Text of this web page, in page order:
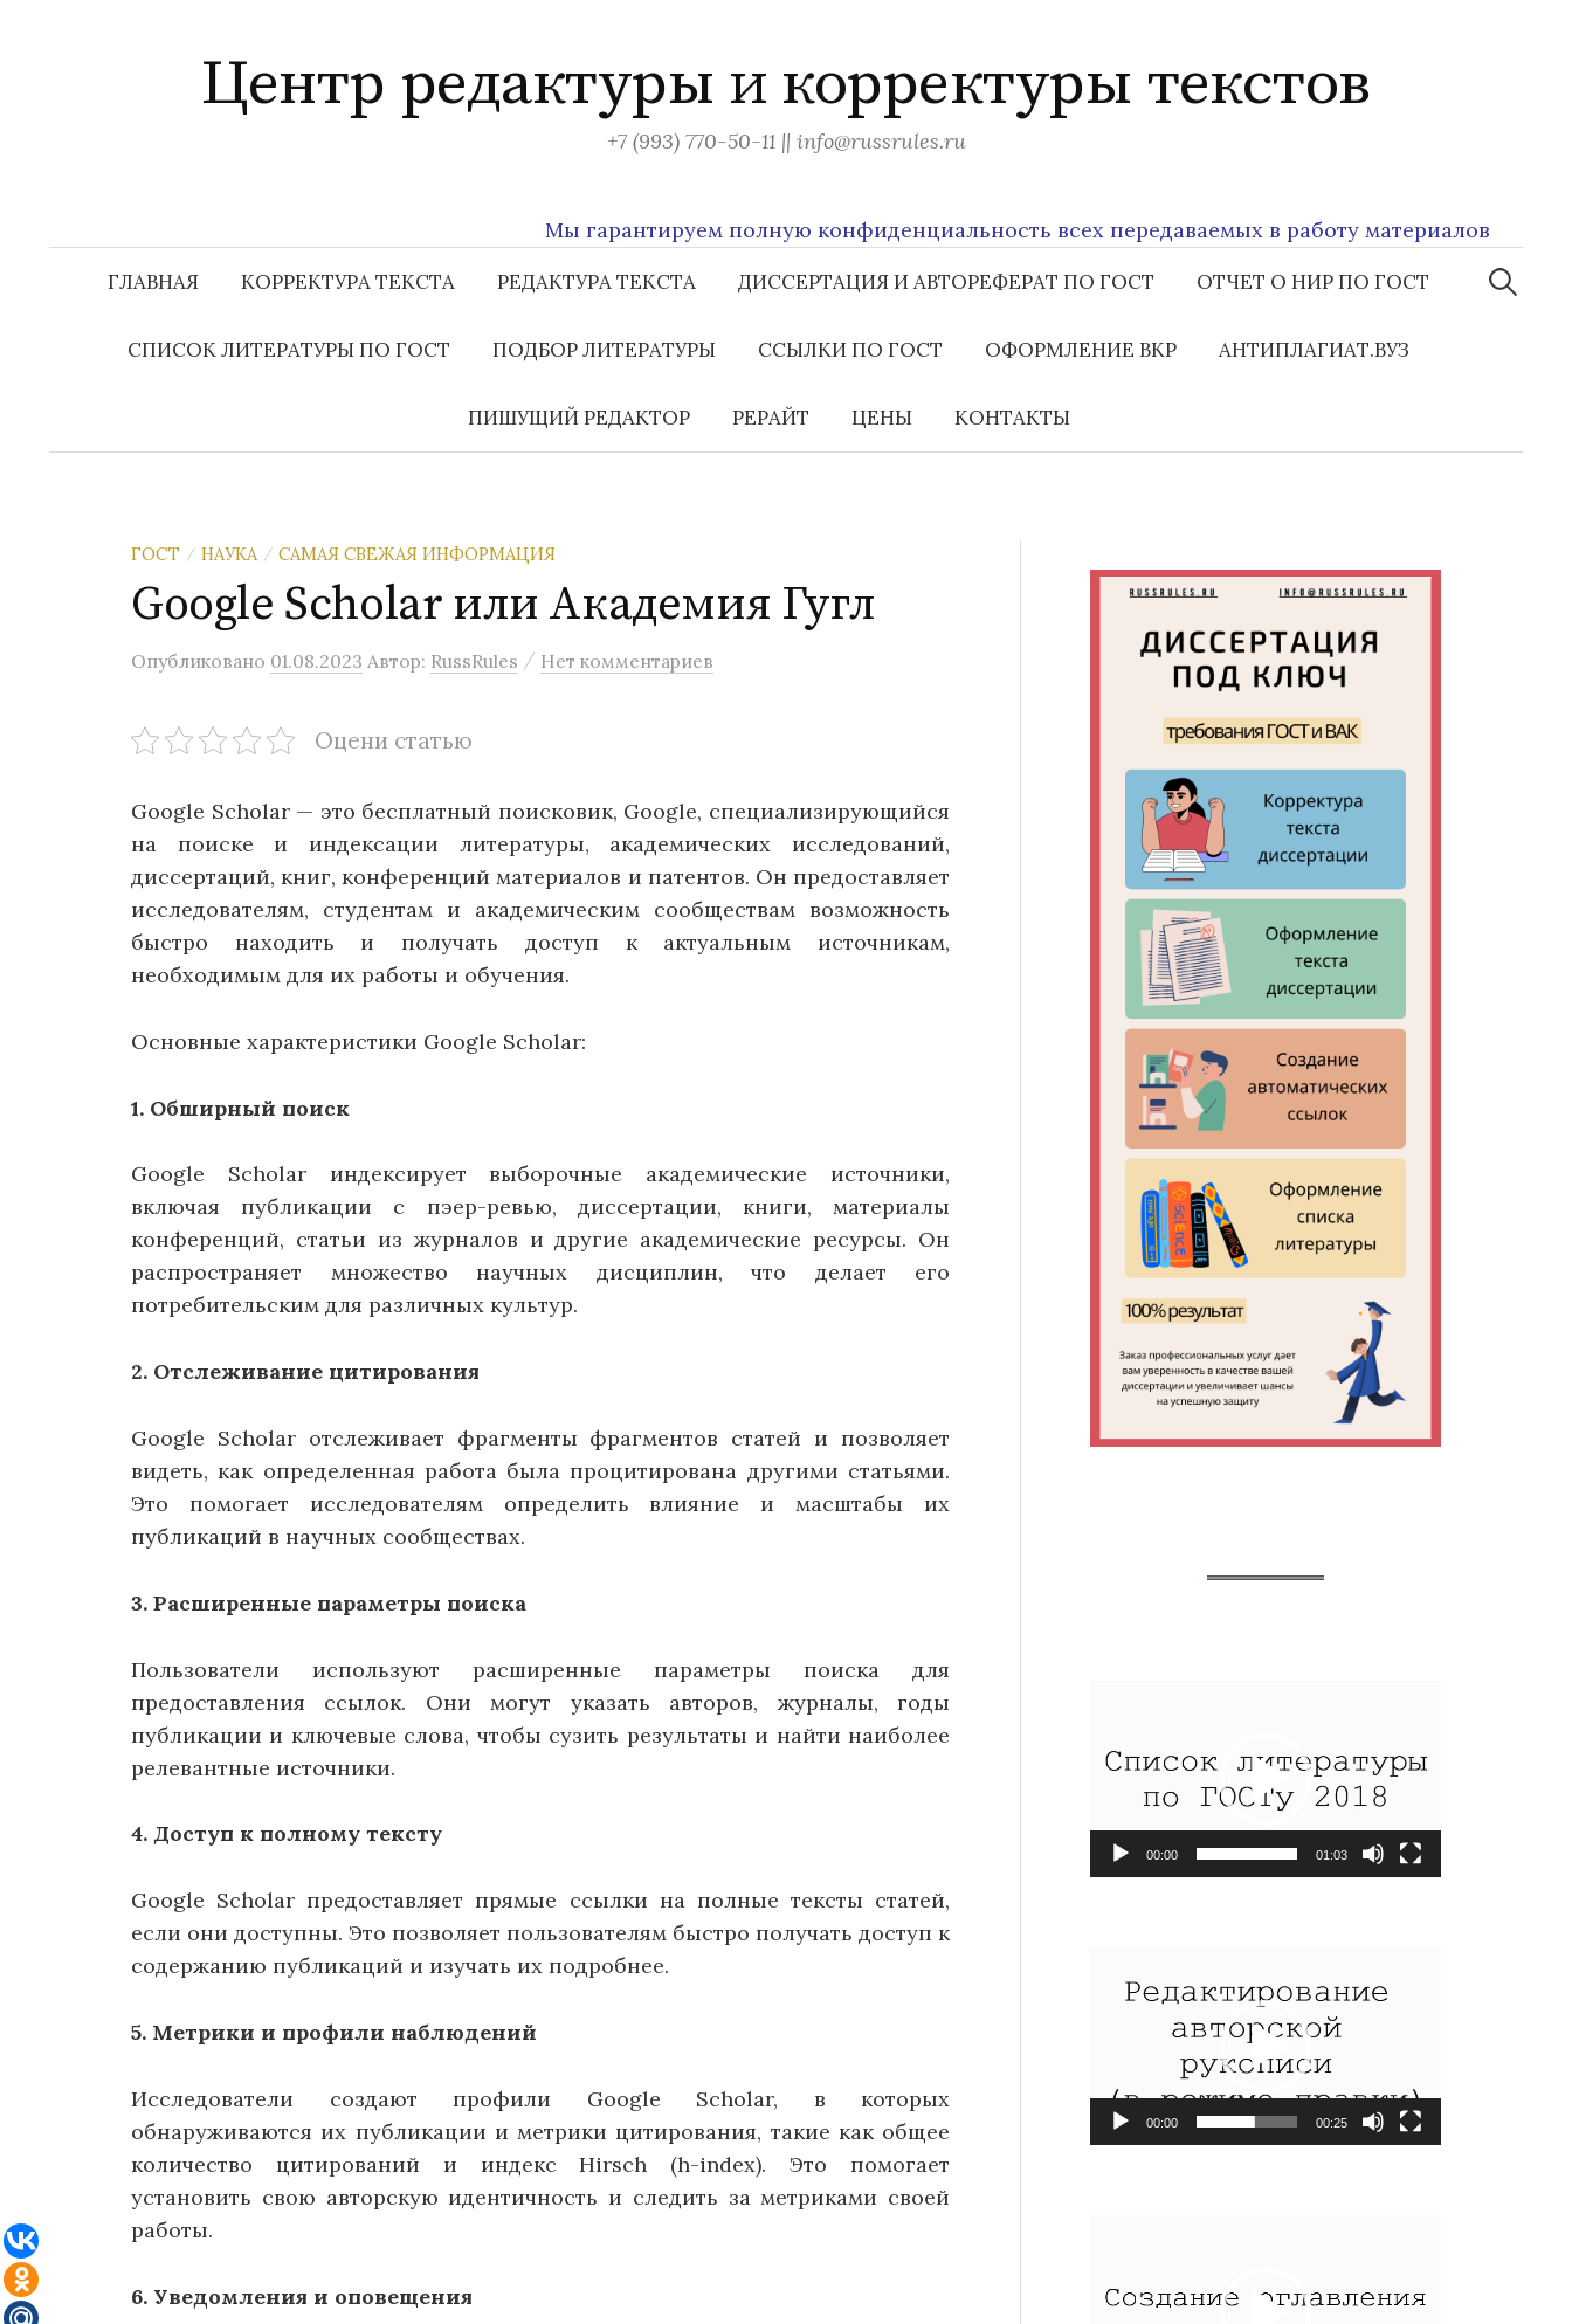
Центр редактуры и корректуры текстов
+7 (993) 770-50-11 || info@russrules.ru
Мы гарантируем полную конфиденциальность всех передаваемых в работу материалов
ГЛАВНАЯ КОРРЕКТУРА ТЕКСТА РЕДАКТУРА ТЕКСТА ДИССЕРТАЦИЯ И АВТОРЕФЕРАТ ПО ГОСТ ОТЧЕТ О НИР ПО ГОСТ
СПИСОК ЛИТЕРАТУРЫ ПО ГОСТ ПОДБОР ЛИТЕРАТУРЫ ССЫЛКИ ПО ГОСТ ОФОРМЛЕНИЕ ВКР АНТИПЛАГИАТ.ВУЗ
ПИШУЩИЙ РЕДАКТОР РЕРАЙТ ЦЕНЫ КОНТАКТЫ
Найти:
ГОСТ / НАУКА / САМАЯ СВЕЖАЯ ИНФОРМАЦИЯ
Google Scholar или Академия Гугл
Опубликовано 01.08.2023 Автор: RussRules / Нет комментариев
Оцени статью
Google Scholar — это бесплатный поисковик, Google, специализирующийся
на поиске и индексации литературы, академических исследований,
диссертаций, книг, конференций материалов и патентов. Он предоставляет
исследователям, студентам и академическим сообществам возможность
быстро находить и получать доступ к актуальным источникам,
необходимым для их работы и обучения.
Основные характеристики Google Scholar:
1. Обширный поиск
Google Scholar индексирует выборочные академические источники,
включая публикации с пэер-ревью, диссертации, книги, материалы
конференций, статьи из журналов и другие академические ресурсы. Он
распространяет множество научных дисциплин, что делает его
потребительским для различных культур.
2. Отслеживание цитирования
Google Scholar отслеживает фрагменты фрагментов статей и позволяет
видеть, как определенная работа была процитирована другими статьями.
Это помогает исследователям определить влияние и масштабы их
публикаций в научных сообществах.
3. Расширенные параметры поиска
Пользователи используют расширенные параметры поиска для
предоставления ссылок. Они могут указать авторов, журналы, годы
публикации и ключевые слова, чтобы сузить результаты и найти наиболее
релевантные источники.
4. Доступ к полному тексту
Google Scholar предоставляет прямые ссылки на полные тексты статей,
если они доступны. Это позволяет пользователям быстро получать доступ к
содержанию публикаций и изучать их подробнее.
5. Метрики и профили наблюдений
Исследователи создают профили Google Scholar, в которых
обнаруживаются их публикации и метрики цитирования, такие как общее
количество цитирований и индекс Hirsch (h-index). Это помогает
установить свою авторскую идентичность и следить за метриками своей
работы.
6. Уведомления и оповещения
00:00 01:03
00:00 00:25